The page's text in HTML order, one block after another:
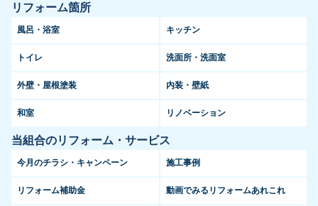
リフォーム箇所
風呂・浴室 キッチン
トイレ 洗面所・洗面室
外壁・屋根塗装 内装・壁紙
和室 リノベーション
当組合のリフォーム・サービス
今月のチラシ・キャンペーン 施工事例
リフォーム補助金 動画でみるリフォームあれこれ